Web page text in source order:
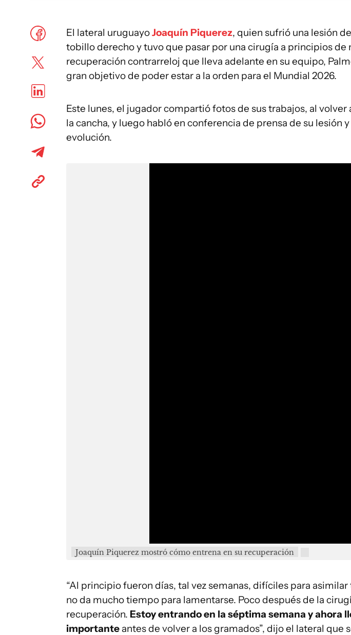
El lateral uruguayoJoaquín Piquerez, quien sufrió una lesión
tobillo derecho y tuvo que pasar por una cirugía a principios de
recuperación contrarreloj que lleva adelante en su equipo,
gran objetivo de poder estar a la orden para el Mundial 2026.
Este lunes, el jugador compartió fotos de sus trabajos, al volver
la cancha, y luego habló en conferencia de prensa de su lesión
evolución.
Joaquín Piquerez mostró cómo entrena en su recuperación
“Al principio fueron días, tal vez semanas, difíciles para
no da mucho tiempo para lamentarse. Poco después de la
recuperación. Estoy entrando en la séptima semana y ahora
importante antes de volver a los gramados”, dijo el lateral que